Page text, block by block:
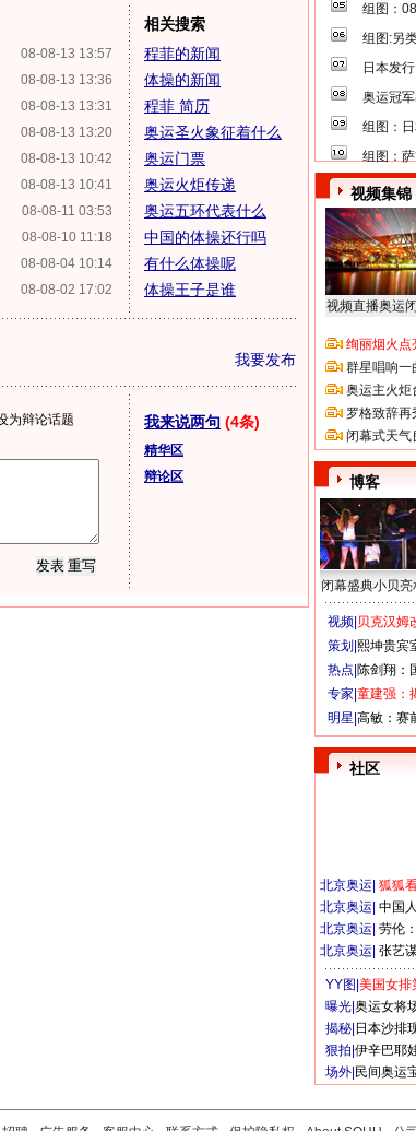
08-08-13 13:57
08-08-13 13:36
08-08-13 13:31
08-08-13 13:20
08-08-13 10:42
08-08-13 10:41
08-08-11 03:53
08-08-10 11:18
08-08-04 10:14
08-08-02 17:02
相关搜索
程菲的新闻
体操的新闻
程菲 简历
奥运圣火象征着什么
奥运门票
奥运火炬传递
奥运五环代表什么
中国的体操还行吗
有什么体操呢
体操王子是谁
我要发布
为辩论话题
我来说两句 (4条)
精华区
辩论区
组图：
组图:另
日本发
奥运冠
组图：
组图：
视频集锦
视频直播奥运
绚丽烟火点
群星唱响一
奥运主火炬
罗格致辞再
闭幕式天气
博客
闭幕盛典小贝亮
视频| 贝克汉姆
策划| 熙坤贵宾
热点| 陈剑翔：
专家| 童建强：
明星| 高敏：赛
社区
北京奥运 狐狐
北京奥运 中国
北京奥运 劳伦
北京奥运 张艺
YY图| 美国女排
曝光| 奥运女将
揭秘| 日本沙排
狠拍| 伊辛巴耶
场外| 民间奥运